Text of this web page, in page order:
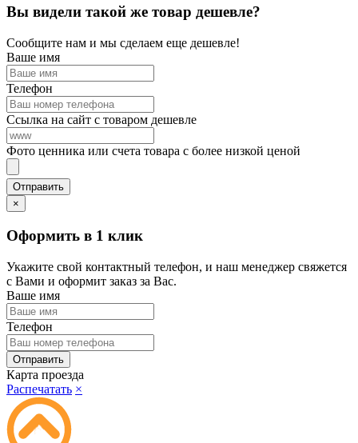
Вы видели такой же товар дешевле?
Сообщите нам и мы сделаем еще дешевле!
Ваше имя
Телефон
Ссылка на сайт с товаром дешевле
Фото ценника или счета товара с более низкой ценой
×
Оформить в 1 клик
Укажите свой контактный телефон, и наш менеджер свяжется
с Вами и оформит заказ за Вас.
Ваше имя
Телефон
Карта проезда
Распечатать ×